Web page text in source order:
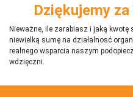
Dziękujemy
Nieważne, ile zarabiasz i jaką
niewielką sumę na działalnosć
realnego wsparcia naszym
wdzięczni.